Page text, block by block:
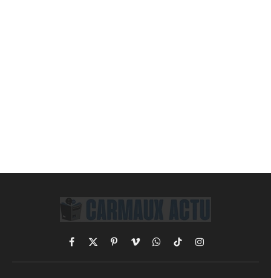
Facebook
X
(Twitter)
PinterestVimeoWhatsApp
TikTokInstagram